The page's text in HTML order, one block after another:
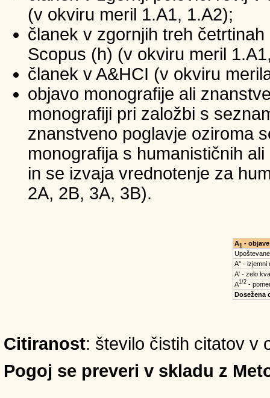
(v okviru meril 1.A1, 1.A2);
članek v zgornjih treh
Scopus (h) (v okviru meril
članek v A&HCI (v okviru
objavo monografije ali
monografiji pri založbi s
znanstveno poglavje oziroma
monografija s humanističnih
in se izvaja vrednotenje za
2A, 2B, 3A, 3B).
A1 - objave
A'' - izjemni
A' - zelo
A1/2-
Dosežena
Citiranost: število čistih citatov v
Pogoj se preveri v skladu z